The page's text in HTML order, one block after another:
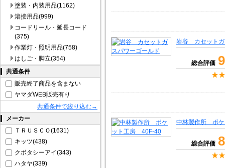
塗装・内装用品(1162)
溶接用品(999)
コードリール・延長コード
(375)
作業灯・照明用品(758)
はしご・脚立(354)
共通条件
販売終了商品を含まない
ヤマダWEB販売有り
共通条件で絞り込む→
メーカー
ＴＲＵＳＣＯ(1631)
キッツ(438)
クボタシーアイ(343)
ハタヤ(339)
岩谷 カセットガ
総合評価
中林製作所 ポ
総合評価